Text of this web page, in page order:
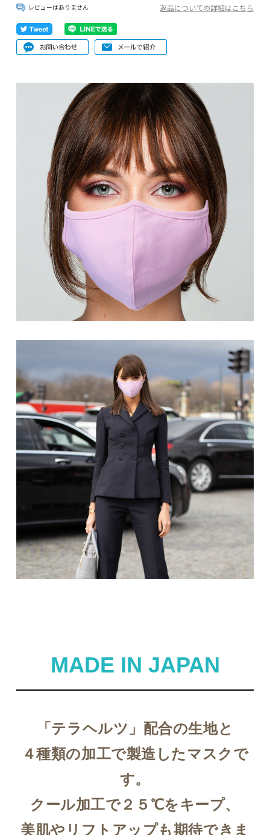
返品についての詳細はこちら
レビューはありません
MADE IN JAPAN
「テラヘルツ」配合の生地と
４種類の加工で製造したマスクで
す。
クール加工で２５℃をキープ、
美肌やリフトアップも期待できま
ナイトケア
手袋
下記にメールアドレスを入力し登録ボタンを押して下さい。
水 土
1
2
3 5 7
8
9
10 11 12 13 14
15
16
17 18 19 20 21
22
23
24 26 27 28
29
30
31
今日 定休日
営業時間 ＡＭ9：30～ＰＭ17：00
8月11日(火)から16日(日)
8/10(月)13時以降からのご注文商品の発送及びお問い合わせは17日(月)
からとさせていただきます。
■定休日■ 土曜、日曜、祝日
上記日程の、お問い合わせ、発送業務はすべてお休みとさせていただきま
す。
電子決済の方法（外部リンク）